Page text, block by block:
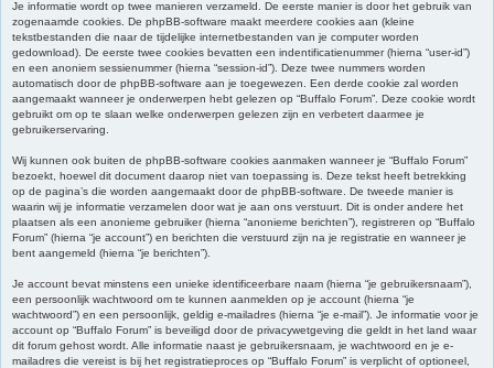
Je informatie wordt op twee manieren verzameld. De eerste manier is door het gebruik van
zogenaamde cookies. De phpBB-software maakt meerdere cookies aan (kleine
tekstbestanden die naar de tijdelijke internetbestanden van je computer worden
gedownload). De eerste twee cookies bevatten een indentificatienummer (hierna “user-id”)
en een anoniem sessienummer (hierna “session-id”). Deze twee nummers worden
automatisch door de phpBB-software aan je toegewezen. Een derde cookie zal worden
aangemaakt wanneer je onderwerpen hebt gelezen op “Buffalo Forum”. Deze cookie wordt
gebruikt om op te slaan welke onderwerpen gelezen zijn en verbetert daarmee je
gebruikerservaring.
Wij kunnen ook buiten de phpBB-software cookies aanmaken wanneer je “Buffalo Forum”
bezoekt, hoewel dit document daarop niet van toepassing is. Deze tekst heeft betrekking
op de pagina’s die worden aangemaakt door de phpBB-software. De tweede manier is
waarin wij je informatie verzamelen door wat je aan ons verstuurt. Dit is onder andere het
plaatsen als een anonieme gebruiker (hierna “anonieme berichten”), registreren op “Buffalo
Forum” (hierna “je account”) en berichten die verstuurd zijn na je registratie en wanneer je
bent aangemeld (hierna “je berichten”).
Je account bevat minstens een unieke identificeerbare naam (hierna “je gebruikersnaam”),
een persoonlijk wachtwoord om te kunnen aanmelden op je account (hierna “je
wachtwoord”) en een persoonlijk, geldig e-mailadres (hierna “je e-mail”). Je informatie voor je
account op “Buffalo Forum” is beveiligd door de privacywetgeving die geldt in het land waar
dit forum gehost wordt. Alle informatie naast je gebruikersnaam, je wachtwoord en je e-
mailadres die vereist is bij het registratieproces op “Buffalo Forum” is verplicht of optioneel,